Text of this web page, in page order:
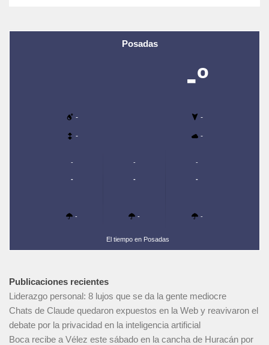
Posadas
-º
- -
- -
-
-
-
-
-
-
-
-
-
El tiempo en Posadas
Publicaciones recientes
Liderazgo personal: 8 lujos que se da la gente mediocre
Chats de Claude quedaron expuestos en la Web y reavivaron el
debate por la privacidad en la inteligencia artificial
Boca recibe a Vélez este sábado en la cancha de Huracán por